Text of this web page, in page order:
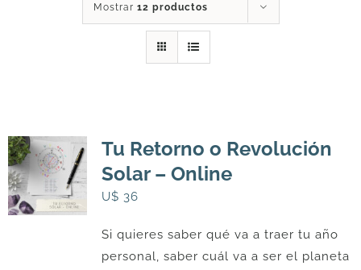
PRODUCTOS
ARTÍCULOS
Mostrar 12 productos
Tu Retorno o Revolución
Solar – Online
U$ 36
Si quieres saber qué va a traer tu año
personal, saber cuál va a ser el planeta